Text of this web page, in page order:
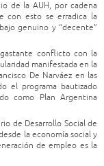
de la AUH, por cadena
con esto se erradica la
genuino y “decente”
conflicto con la
manifestada en la
De Narváez en las
el programa bautizado
como Plan Argentina
de Desarrollo Social de
la economía social y
de empleo es la